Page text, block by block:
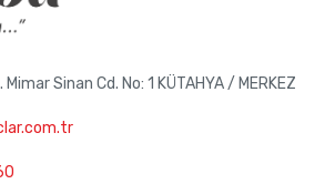
Sinan Cd. No: 1 KÜTAHYA / MERKEZ